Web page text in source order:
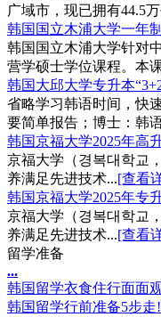
广域市，现已拥有44.5
韩国国立木浦大学一年
韩国国立木浦大学针对
营学硕士学位课程。本
韩国大邱大学专升本
省略学习韩语时间，快
要简单报告；博士：韩
韩国京福大学2025年高
京福大学（경복대학교
养满足先进技术...[查看
韩国京福大学2025年专
京福大学（경복대학교
养满足先进技术...[查看
留学准备
...
韩国留学衣食住行面面
韩国留学行前准备5步走!